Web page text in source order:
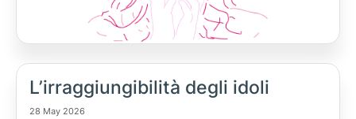
L’irraggiungibilità degli idoli
28 May 2026